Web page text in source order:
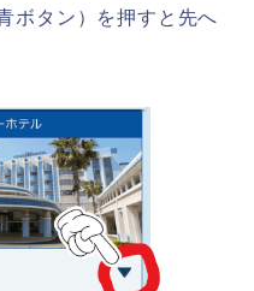
ボタン）を押すと先へ